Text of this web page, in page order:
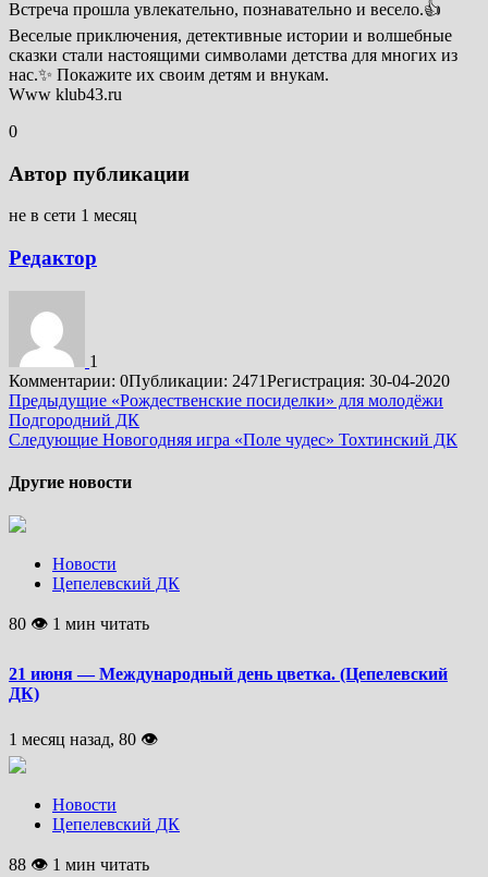
Встреча прошла увлекательно, познавательно и весело.👍
Веселые приключения, детективные истории и волшебные
сказки стали настоящими символами детства для многих из
нас.✨ Покажите их своим детям и внукам.
Www klub43.ru
0
Автор публикации
не в сети 1 месяц
Редактор
1
Комментарии: 0Публикации: 2471Регистрация: 30-04-2020
Подробнее
Предыдущие «Рождественские посиделки» для молодёжи
Подгородний ДК
Следующие Новогодняя игра «Поле чудес» Тохтинский ДК
Другие новости
Новости
Цепелевский ДК
80 👁 1 мин читать
21 июня — Международный день цветка. (Цепелевский
ДК)
1 месяц назад, 80 👁
Новости
Цепелевский ДК
88 👁 1 мин читать